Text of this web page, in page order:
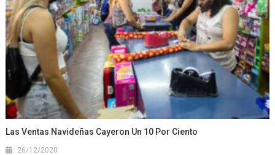
Las Ventas Navideñas Cayeron Un 10 Por Ciento
26/12/2020